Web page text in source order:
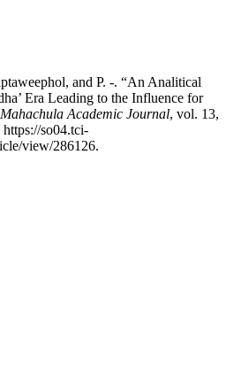
and P. -. “An Analitical
Era Leading to the Influence for
Mahachula Academic Journal, vol. 13,
so04.tci-
view/286126.